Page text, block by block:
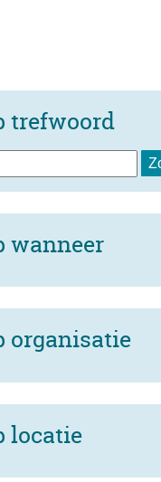
trefwoord
wanneer
organisatie
locatie